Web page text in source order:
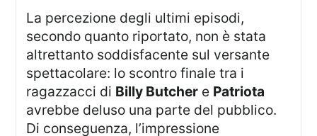
La percezione degli ultimi episodi,
secondo quanto riportato, non è stata
altrettanto soddisfacente sul versante
spettacolare: lo scontro finale tra i
ragazzacci di Billy Butcher e Patriota
avrebbe deluso una parte del pubblico.
Di conseguenza, l’impressione